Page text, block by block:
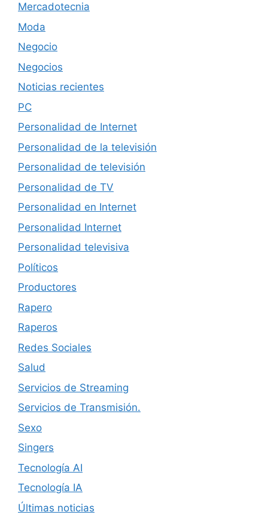
Mercadotecnia
Moda
Negocio
Negocios
Noticias recientes
PC
Personalidad de Internet
Personalidad de la televisión
Personalidad de televisión
Personalidad de TV
Personalidad en Internet
Personalidad Internet
Personalidad televisiva
Políticos
Productores
Rapero
Raperos
Redes Sociales
Salud
Servicios de Streaming
Servicios de Transmisión.
Sexo
Singers
Tecnología AI
Tecnología IA
Últimas noticias